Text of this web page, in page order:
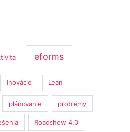
eforms
Inovácie Lean
plánovanie problémy
Roadshow 4.0